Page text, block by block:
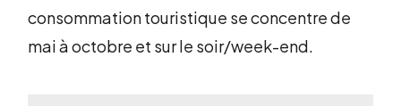
consommation touristique se concentre de
mai à octobre et sur le soir/week-end.